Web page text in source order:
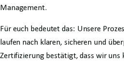
Management.
Für euch bedeutet das: Unsere
laufen nach klaren, sicheren und
Zertifizierung bestätigt, dass wir uns